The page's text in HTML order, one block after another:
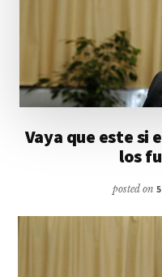
Vaya que este si
los
posted on